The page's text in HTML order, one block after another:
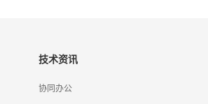
技术资讯
协同办公